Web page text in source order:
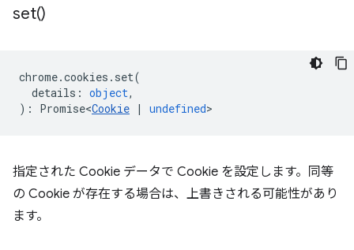
set()
chrome.cookies . set(
details : object,
) : Promise<Cookie | undefined>
指定された Cookie データで Cookie を設定します。同等
の Cookie が存在する場合は、上書きされる可能性があり
ます。